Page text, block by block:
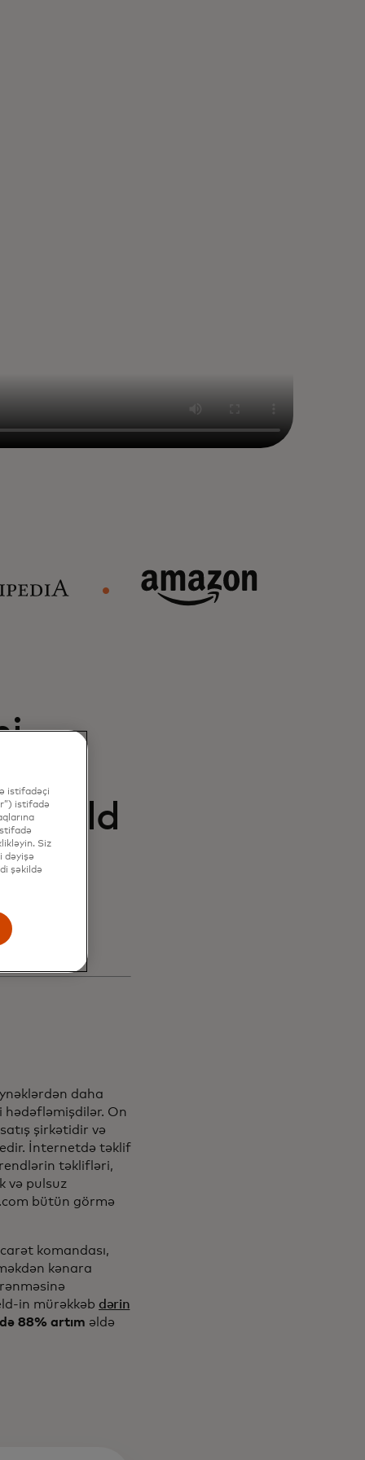
Yield
daha
hədəfləmişdilər. On
şirkətidir və
İnternetdə təklif
təklifləri,
və pulsuz
bütün görmə
komandası,
kənara
in mürəkkəb dərin
88% artım əldə
istifadəçi
istifadə
Siz
dəyişə
şəkildə